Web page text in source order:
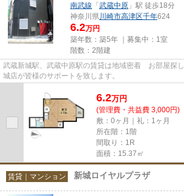
南武線 「武蔵中原 」駅 徒歩18分
神奈川県川崎市高津区千年624
6.2万円
築年数：築5年 ｜募集中： 1室
階数：2階建
武蔵新城駅、武蔵中原駅の賃貸は地域密着 お部屋探
城店が皆様のサポートを致します。
6.2万円
(管理費・共益費 3,000円)
敷：0ヶ月｜礼：1ヶ月
所在階：1階
間取り：1R
面積：15.37㎡
賃貸｜マンション 新城ロイヤルプラザ